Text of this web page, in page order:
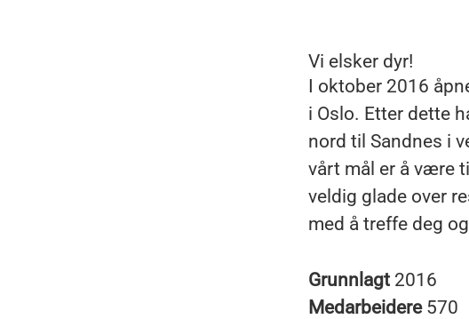
Vi elsker dyr!
I oktober 2016
i Oslo. Etter dette
nord til Sandnes i
vårt mål er å være
veldig glade over
med å treffe deg
Grunnlagt 2016
Medarbeidere 570